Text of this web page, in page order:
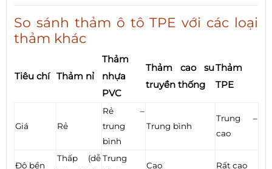
So sánh thảm ô tô TPE với các loại
thảm khác
Tiêu chí Thảm nỉ
Thảm
nhựa
PVC
Thảm cao su
truyền thống
Thảm
TPE
Giá Rẻ
Rẻ –
trung
bình
Trung bình
Trung –
cao
Độ bền
Thấp (dễTrung
Cao Rất cao